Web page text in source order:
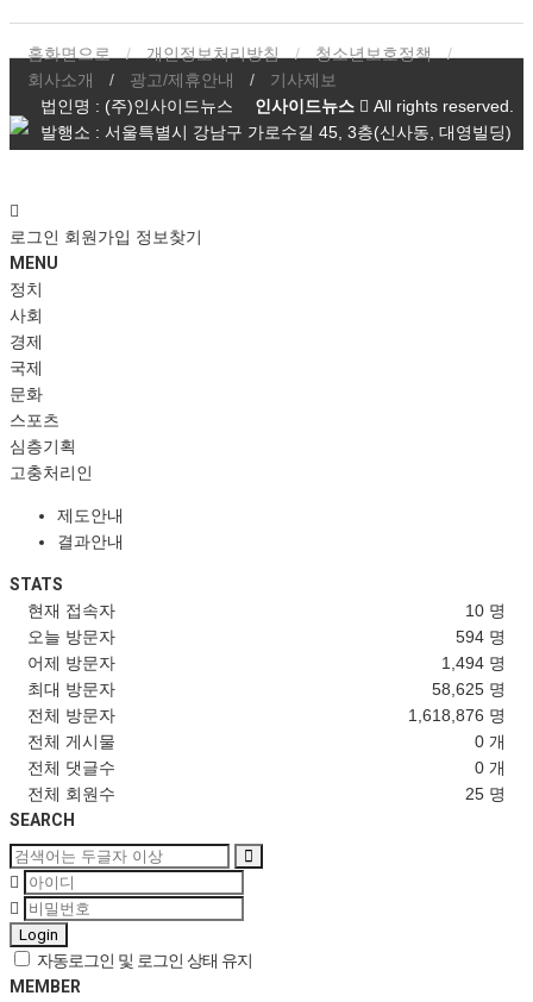
홈화면으로 개인정보처리방침
청소년보호정책
회사소개
광고/제휴안내
기사제보
법인명 : (주)인사이드뉴스
발행소 : 서울특별시 강남구 가로수길 45, 3층(신사동, 대영빌딩)
인사이드뉴스 All rights reserved.
로그인 회원가입 정보찾기
MENU
정치
사회
경제
국제
문화
스포츠
심층기획
고충처리인
제도안내
결과안내
STATS
10 명
현재 접속자
594 명
오늘 방문자
1,494 명
어제 방문자
58,625 명
최대 방문자
1,618,876 명
전체 방문자
0 개
전체 게시물
0 개
전체 댓글수
25 명
전체 회원수
SEARCH
Login
자동로그인 및 로그인 상태 유지
MEMBER